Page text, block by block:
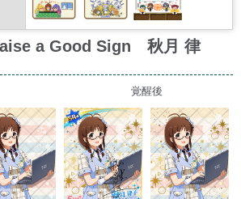
a Good Sign 秋月 律
覚醒後